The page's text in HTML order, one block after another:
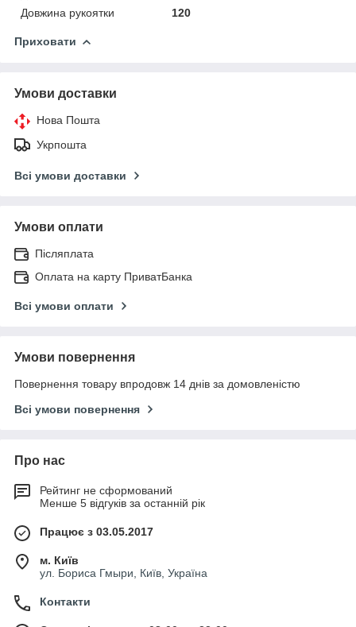
Довжина рукоятки
120
Приховати
Умови доставки
Нова Пошта
Укрпошта
Всі умови доставки
Умови оплати
Післяплата
Оплата на карту ПриватБанка
Всі умови оплати
Умови повернення
Повернення товару впродовж 14 днів за домовленістю
Всі умови повернення
Про нас
Рейтинг не сформований
Менше 5 відгуків за останній рік
Працює з 03.05.2017
м. Київ
ул. Бориса Гмыри, Київ, Україна
Контакти